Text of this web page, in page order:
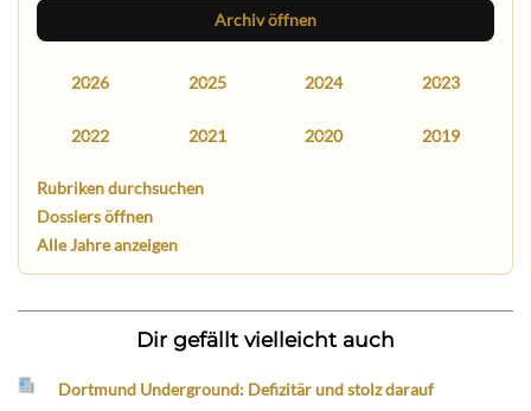
Archiv öffnen
2026 2025 2024 2023
2022 2021 2020 2019
Rubriken durchsuchen
Dossiers öffnen
Alle Jahre anzeigen
Dir gefällt vielleicht auch
Dortmund Underground: Defizitär und stolz darauf